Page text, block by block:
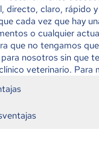
directo, claro, rápido
cada vez que hay
o cualquier
que no tengamos
nosotros sin que
veterinario. Para